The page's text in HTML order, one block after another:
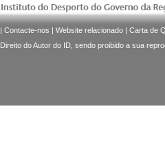
| Contacte-nos | Website relacionado | Carta de
Direito do Autor do ID, sendo proibido a sua